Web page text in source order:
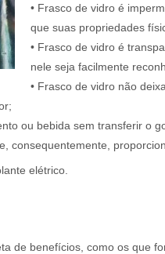
• Frasco de vidro é
que suas propriedades
• Frasco de vidro é
nele seja facilmente
• Frasco de vidro não
ou bebida sem transferir o
consequentemente,
elétrico.
de benefícios, como os que